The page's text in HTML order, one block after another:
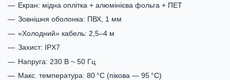
Екран: мідна оплітка + алюмінієва фольга + ПЕТ
Зовнішня оболонка: ПВХ, 1 мм
«Холодний» кабель: 2,5–4 м
Захист: IPX7
Напруга: 230 В ~ 50 Гц
Макс. температура: 80 °C (пікова — 95 °C)